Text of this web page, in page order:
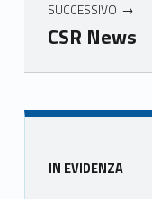
SUCCESSIVO
CSR News
Skip back to main navigation
Sidebar
IN EVIDENZA